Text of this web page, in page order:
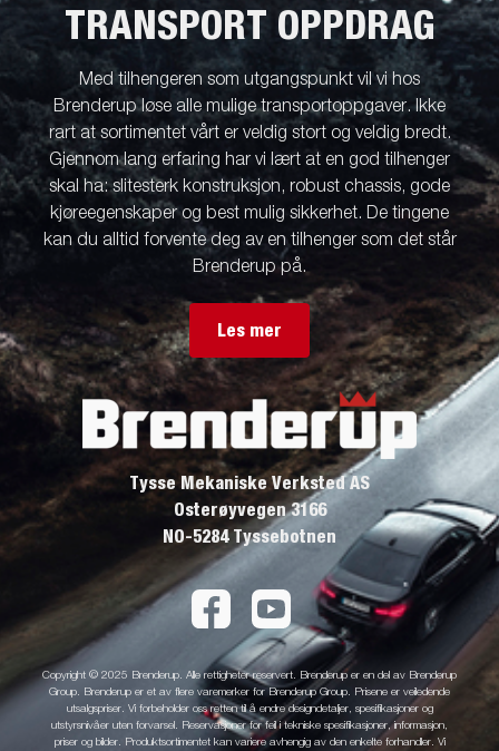
TRANSPORT OPPDRAG
Med tilhengeren som utgangspunkt vil vi hos
Brenderup løse alle mulige transportoppgaver. Ikke
rart at sortimentet vårt er veldig stort og veldig bredt.
Gjennom lang erfaring har vi lært at en god tilhenger
skal ha: slitesterk konstruksjon, robust chassis, gode
kjøreegenskaper og best mulig sikkerhet. De tingene
kan du alltid forvente deg av en tilhenger som det står
Brenderup på.
Les mer
Tysse Mekaniske Verksted AS
Osterøyvegen 3166
NO-5284 Tyssebotnen
Copyright © 2025 Brenderup. Alle rettigheter reservert. Brenderup er en del av Brenderup
Group. Brenderup er et av flere varemerker for Brenderup Group. Prisene er veiledende
utsalgspriser. Vi forbeholder oss retten til å endre designdetaljer, spesifikasjoner og
utstyrsnivåer uten forvarsel. Reservasjoner for feil i tekniske spesifikasjoner, informasjon,
priser og bilder. Produktsortimentet kan variere avhengig av den enkelte forhandler. Vi